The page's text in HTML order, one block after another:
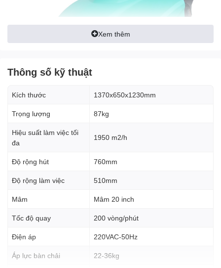
sạch hiệu quả trên nhiều loại bề mặt sàn, từ sàn nhựa đến sàn
dầu mỡ và các chất bẩn khác một cách nhanh chóng và hiệu quả.
Xem thêm
Thông số kỹ thuật
Kích thước 1370x650x1230mm
Trọng lượng 87kg
Hiệu suất làm việc tối
đa
1950 m2/h
Độ rộng hút 760mm
Độ rộng làm việc 510mm
Mâm Mâm 20 inch
Tốc độ quay 200 vòng/phút
Điện áp 220VAC-50Hz
Áp lực bàn chải 22-36kg